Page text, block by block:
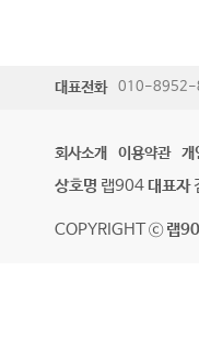
대표전화 010-8952-
회사소개 이용약관 개
상호명 랩904 대표자
COPYRIGHT ⓒ랩